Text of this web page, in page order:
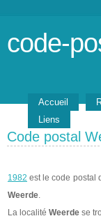
code-
Accueil
Liens
Code postal
1982 est le code postal
Weerde.
La localité Weerde se